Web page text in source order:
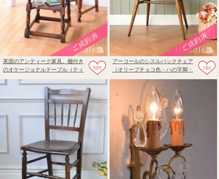
595
英国のアンティーク家具、棚付き
のオケージョナルテーブル（ティ
180
アーコールのシスルバックチェア
（オリーブチョコ色・ハの字脚・